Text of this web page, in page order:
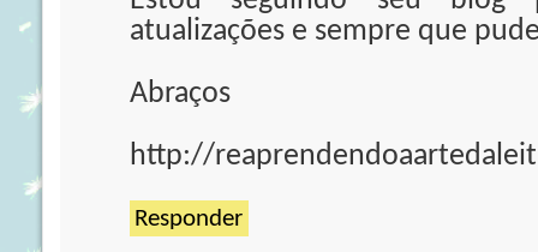
atualizações e sempre que
Abraços
http://
Responder